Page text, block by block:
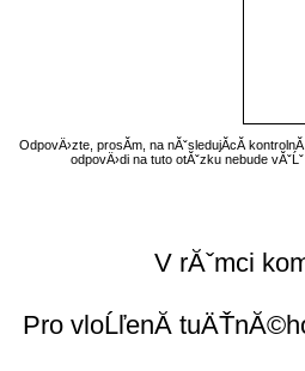
OdpovÄ›zte, prosĂ­m, na nĂˇsledujĂ­cĂ­
odpovÄ›di na tuto otĂˇzku nebude
V rĂˇmci
Pro vloĹľenĂ­